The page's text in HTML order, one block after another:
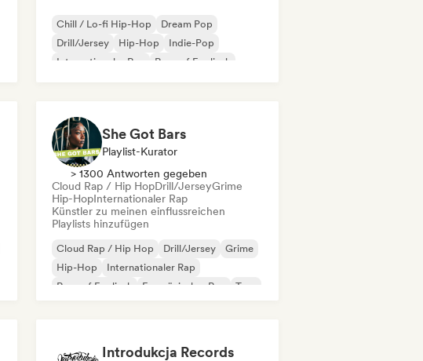
Chill / Lo-fi Hip-Hop
Dream Pop
Drill/Jersey
Hip-Hop
Indie-Pop
Internationaler Rap
Rap auf Englisch
She Got Bars
Playlist-Kurator
> 1300 Antworten gegeben
Cloud Rap / Hip HopDrill/JerseyGrime
Hip-HopInternationaler Rap
Künstler zu meinen einflussreichen
Playlists hinzufügen
Cloud Rap / Hip Hop Drill/Jersey
Grime
Hip-Hop
Internationaler Rap
Rap auf Englisch
Französischer Rap Trap
Introdukcja Records